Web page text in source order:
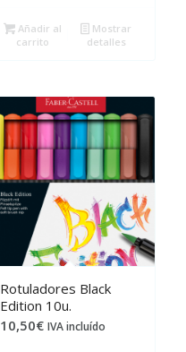
Añadir al
carrito
Mostrar
detalles
Rotuladores Black
Edition 10u.
10,50€ IVA incluído